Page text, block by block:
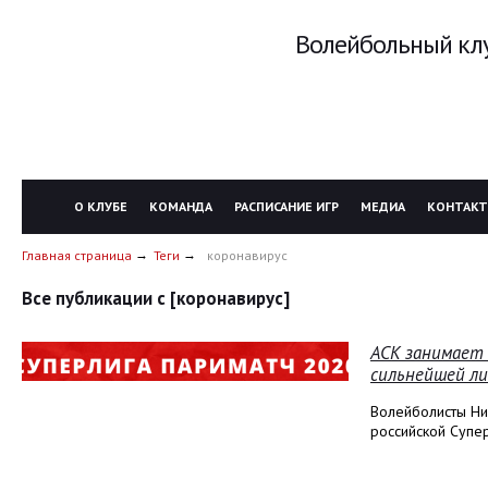
Волейбольный
О КЛУБЕ КОМАНДА РАСПИСАНИЕ ИГР МЕДИА
Главная страница Теги коронавирус
Все публикации с [коронавирус]
АСК занимает
сильнейшей
Волейболисты
российской